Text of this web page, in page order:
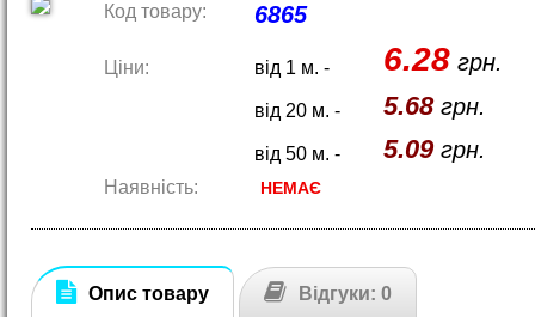
Код товару: 6865
Ціни: від 1 м. - 6.28грн.
від 20 м. - 5.68грн.
від 50 м. - 5.09грн.
Наявність: НЕМАЄ
Опис товару Відгуки: 0